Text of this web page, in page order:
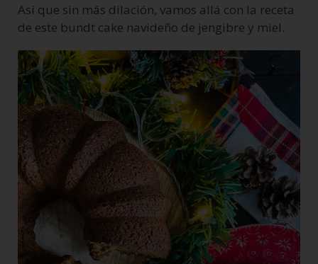
Así que sin más dilación, vamos allá con la receta
de este bundt cake navideño de jengibre y miel.